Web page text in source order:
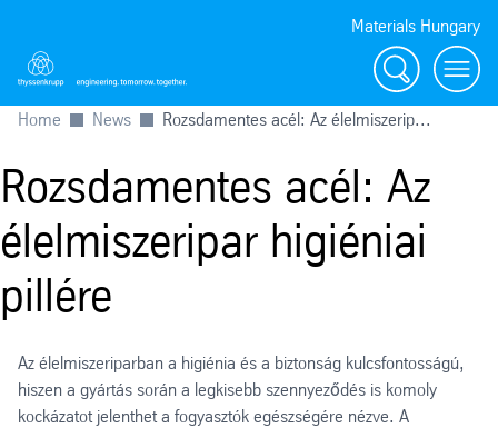
Materials Hungary
Search Menu
Home News Rozsdamentes acél: Az élelmiszerip...
Rozsdamentes acél: Az
élelmiszeripar higiéniai
pillére
Az élelmiszeriparban a higiénia és a biztonság kulcsfontosságú,
hiszen a gyártás során a legkisebb szennyeződés is komoly
kockázatot jelenthet a fogyasztók egészségére nézve. A